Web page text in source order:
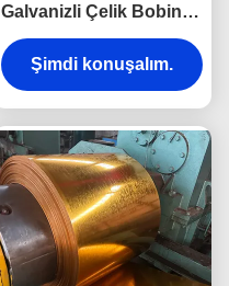
Galvanizli Çelik Bobinler
Soğuk Ön Boya Çelik
Yaprak
Şimdi konuşalım.